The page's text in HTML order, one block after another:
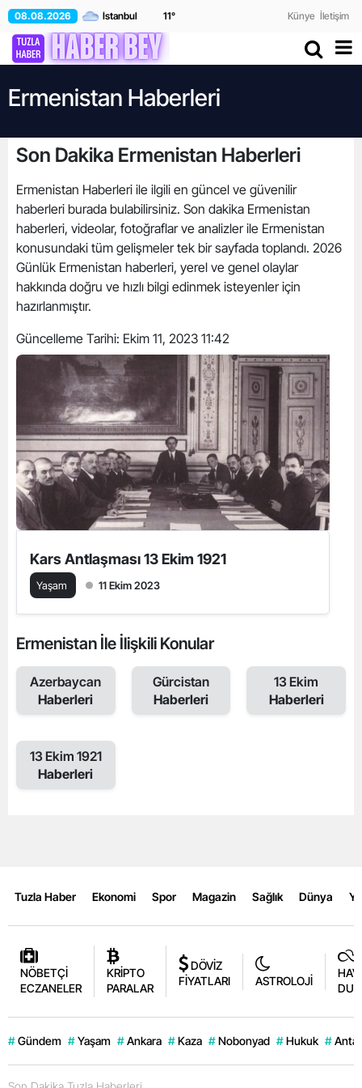
08.08.2026 11° Künye İletişim
Ermenistan Haberleri
Son Dakika Ermenistan Haberleri
Ermenistan Haberleri ile ilgili en güncel ve güvenilir
haberleri burada bulabilirsiniz. Son dakika Ermenistan
haberleri, videolar, fotoğraflar ve analizler ile Ermenistan
konusundaki tüm gelişmeler tek bir sayfada toplandı. 2026
Günlük Ermenistan haberleri, yerel ve genel olaylar
hakkında doğru ve hızlı bilgi edinmek isteyenler için
hazırlanmıştır.
Güncelleme Tarihi: Ekim 11, 2023 11:42
Kars Antlaşması 13 Ekim 1921
Yaşam 11 Ekim 2023
Ermenistan İle İlişkili Konular
Azerbaycan
Haberleri
Gürcistan
Haberleri
13 Ekim
Haberleri
13 Ekim 1921
Haberleri
Tuzla Haber Ekonomi Spor Magazin Sağlık Dünya
NÖBETÇİ
ECZANELER
KRİPTO
PARALAR
DÖVİZ
FİYATLARI
ASTROLOJİ
# Gündem # Yaşam # Ankara # Kaza # Nobonyad # Hukuk #